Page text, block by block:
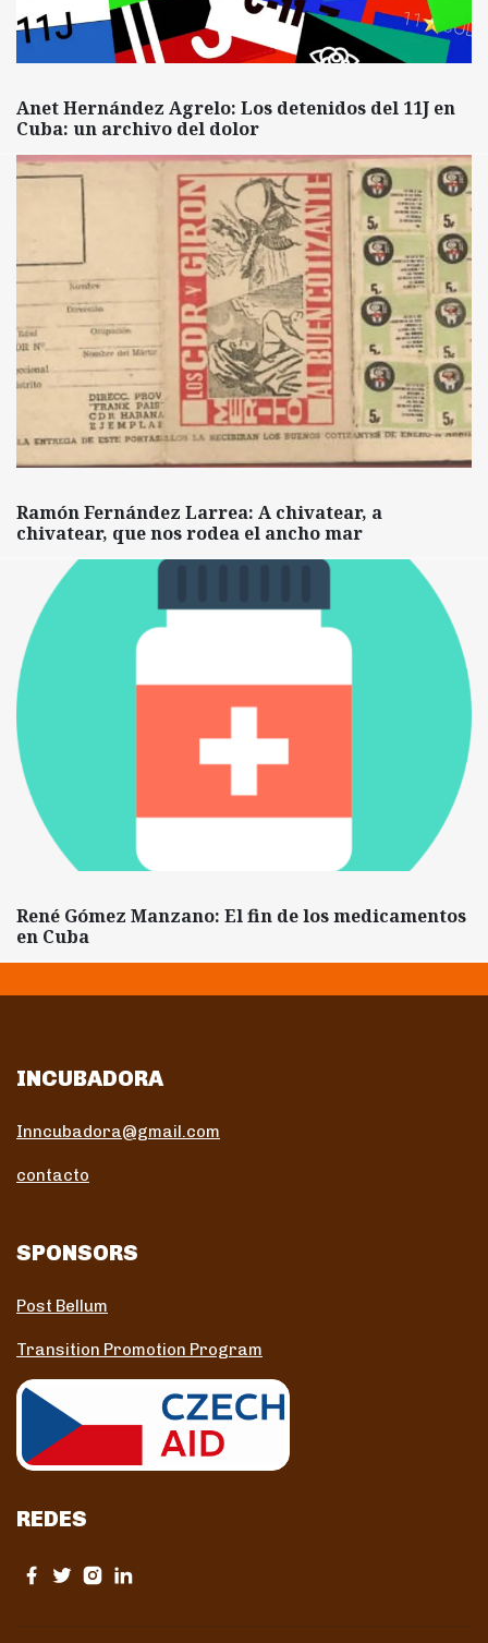
Anet Hernández Agrelo: Los detenidos del 11J en
Cuba: un archivo del dolor
Ramón Fernández Larrea: A chivatear, a
chivatear, que nos rodea el ancho mar
René Gómez Manzano: El fin de los medicamentos
en Cuba
INCUBADORA
Inncubadora@gmail.com
contacto
SPONSORS
Post Bellum
Transition Promotion Program
REDES